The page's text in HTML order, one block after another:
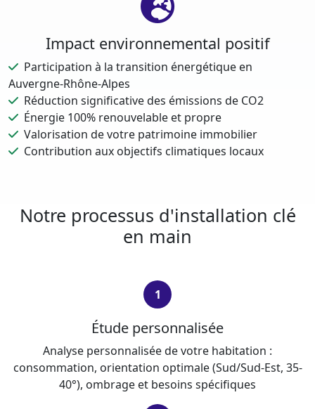
Impact environnemental positif
Participation à la transition énergétique en
Auvergne-Rhône-Alpes
Réduction significative des émissions de CO2
Énergie 100% renouvelable et propre
Valorisation de votre patrimoine immobilier
Contribution aux objectifs climatiques locaux
Notre processus d'installation clé
en main
1
Étude personnalisée
Analyse personnalisée de votre habitation :
consommation, orientation optimale (Sud/Sud-Est, 35-
40°), ombrage et besoins spécifiques